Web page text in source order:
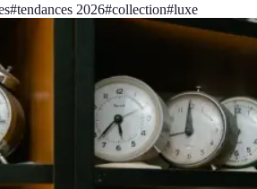
#tendances 2026#collection#luxe